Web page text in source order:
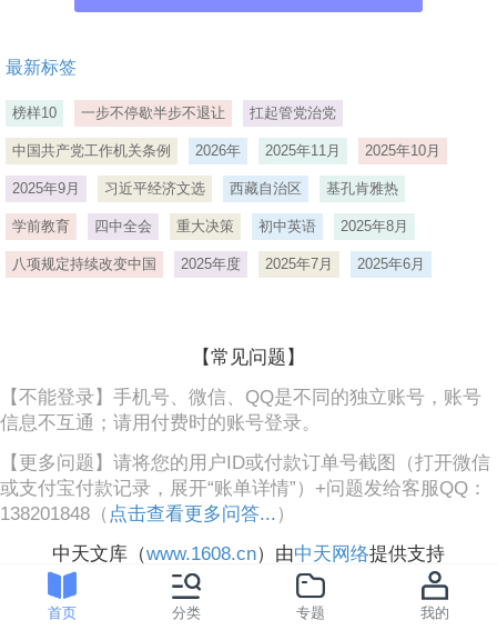
最新标签
榜样10 一步不停歇半步不退让 扛起管党治党
中国共产党工作机关条例 2026年 2025年11月 2025年10月
2025年9月 习近平经济文选 西藏自治区 基孔肯雅热
学前教育 四中全会 重大决策 初中英语 2025年8月
八项规定持续改变中国 2025年度 2025年7月 2025年6月
【常见问题】
【不能登录】手机号、微信、QQ是不同的独立账号，账号
信息不互通；请用付费时的账号登录。
【更多问题】请将您的用户ID或付款订单号截图（打开微信
或支付宝付款记录，展开“账单详情”）+问题发给客服QQ：
138201848（ 点击查看更多问答... ）
中天文库（www.1608.cn）由中天网络提供支持
首页 分类 专题 我的